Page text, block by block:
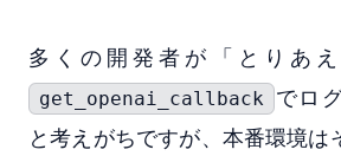
多くの開発者が「とりあえ
get_openai_callback でロ
と考えがちですが、本番環境は